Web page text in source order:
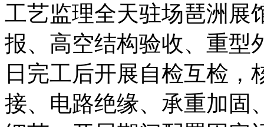
工艺监理全天驻场琶洲展
报、高空结构验收、重型
日完工后开展自检互检
接、电路绝缘、承重加固